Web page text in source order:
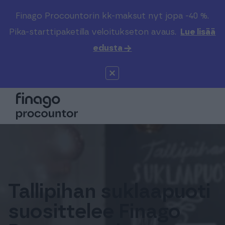
Finago Procountorin kk-maksut nyt jopa -40 %.
Pika-starttipaketilla veloitukseton avaus.
Lue lisää
edusta →
Etsi sivustolta
Valitse kieli
Global (EN)
Kirjaudu
Solo
Sopimuskone
Kenelle
Tilitoimistoille
Tallipihan suklaapuoti